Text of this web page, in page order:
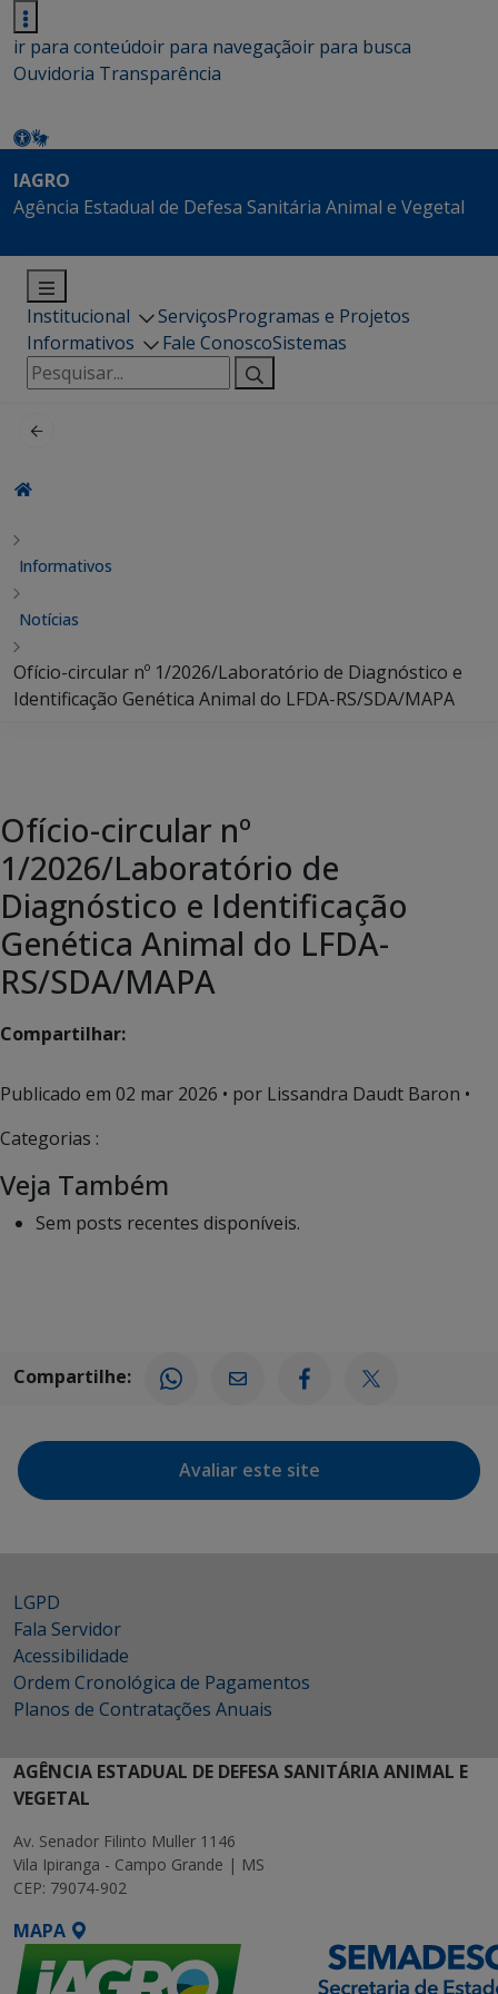
ir para conteúdoir para navegaçãoir para busca
Ouvidoria Transparência
IAGRO
Agência Estadual de Defesa Sanitária Animal e Vegetal
Institucional ServiçosProgramas e Projetos
Informativos
Fale ConoscoSistemas
Pesquisar
por:
Informativos
Notícias
Ofício-circular nº 1/2026/Laboratório de Diagnóstico e
Identificação Genética Animal do LFDA-RS/SDA/MAPA
Ofício-circular nº
1/2026/Laboratório de
Diagnóstico e Identificação
Genética Animal do LFDA-
RS/SDA/MAPA
Compartilhar:
Publicado em 02 mar 2026 • por Lissandra Daudt Baron •
Categorias :
Veja Também
Sem posts recentes disponíveis.
Compartilhe:
Avaliar este site
LGPD
Fala Servidor
Acessibilidade
Ordem Cronológica de Pagamentos
Planos de Contratações Anuais
AGÊNCIA ESTADUAL DE DEFESA SANITÁRIA ANIMAL E
VEGETAL
Av. Senador Filinto Muller 1146
Vila Ipiranga - Campo Grande | MS
CEP: 79074-902
MAPA